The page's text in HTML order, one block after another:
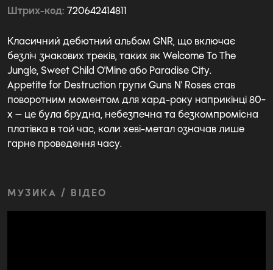
Штрих-код 720642414811
Класичний дебютний альбом GNR, що включає
безліч знакових треків, таких як Welcome To The
Jungle, Sweet Child O'Mine або Paradise City.
Appetite for Destruction групи Guns N' Roses став
поворотним моментом для хард-року наприкінці 80-
х — це була брудна, небезпечна та безкомпромісна
платівка в той час, коли хеві-метал означав лише
гарне проведення часу.
МУЗИКА / ВІДЕО